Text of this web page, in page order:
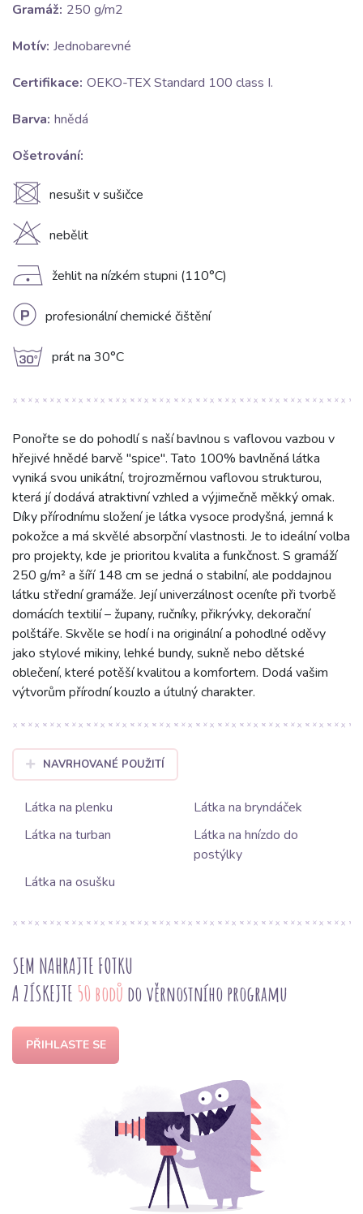
Gramáž: 250 g/m2
Motív: Jednobarevné
Certifikace: OEKO-TEX Standard 100 class I.
Barva: hnědá
Ošetrování:
U nesušit v sušičce
H nebělit
D žehlit na nízkém stupni (110°C)
L profesionální chemické čištění
g prát na 30°C
Ponořte se do pohodlí s naší bavlnou s vaflovou vazbou v
hřejivé hnědé barvě "spice". Tato 100% bavlněná látka
vyniká svou unikátní, trojrozměrnou vaflovou strukturou,
která jí dodává atraktivní vzhled a výjimečně měkký omak.
Díky přírodnímu složení je látka vysoce prodyšná, jemná k
pokožce a má skvělé absorpční vlastnosti. Je to ideální volba
pro projekty, kde je prioritou kvalita a funkčnost. S gramáží
250 g/m² a šíří 148 cm se jedná o stabilní, ale poddajnou
látku střední gramáže. Její univerzálnost oceníte při tvorbě
domácích textilií – župany, ručníky, přikrývky, dekorační
polštáře. Skvěle se hodí i na originální a pohodlné oděvy
jako stylové mikiny, lehké bundy, sukně nebo dětské
oblečení, které potěší kvalitou a komfortem. Dodá vašim
výtvorům přírodní kouzlo a útulný charakter.
NAVRHOVANÉ POUŽITÍ
Látka na plenku
Látka na bryndáček
Látka na turban
Látka na hnízdo do
postýlky
Látka na osušku
SEM NAHRAJTE FOTKU
A ZÍSKEJTE 50 bodů do věrnostního programu
PŘIHLASTE SE